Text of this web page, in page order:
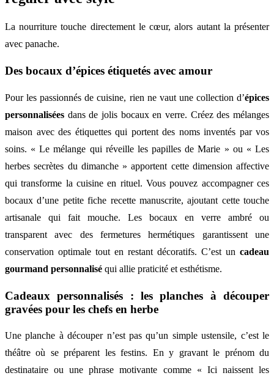
La nourriture touche directement le cœur, alors autant la présenter
avec panache.
Des bocaux d’épices étiquetés avec amour
Pour les passionnés de cuisine, rien ne vaut une collection d’épices
personnalisées dans de jolis bocaux en verre. Créez des mélanges
maison avec des étiquettes qui portent des noms inventés par vos
soins. « Le mélange qui réveille les papilles de Marie » ou « Les
herbes secrètes du dimanche » apportent cette dimension affective
qui transforme la cuisine en rituel. Vous pouvez accompagner ces
bocaux d’une petite fiche recette manuscrite, ajoutant cette touche
artisanale qui fait mouche. Les bocaux en verre ambré ou
transparent avec des fermetures hermétiques garantissent une
conservation optimale tout en restant décoratifs. C’est un cadeau
gourmand personnalisé qui allie praticité et esthétisme.
Cadeaux personnalisés : les planches à découper
gravées pour les chefs en herbe
Une planche à découper n’est pas qu’un simple ustensile, c’est le
théâtre où se préparent les festins. En y gravant le prénom du
destinataire ou une phrase motivante comme « Ici naissent les